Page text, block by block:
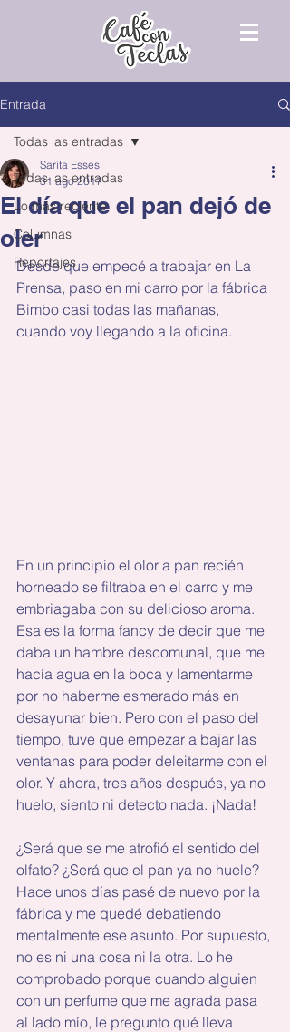
Entrada
Todas las entradas
Lo más reciente
Columnas
Reportajes
Todas las entradas
El día que el pan dejó de
oler
Sarita Esses
31 ago 2017
Desde que empecé a trabajar en La
Prensa, paso en mi carro por la fábrica
Bimbo casi todas las mañanas,
cuando voy llegando a la oficina.
En un principio el olor a pan recién
horneado se filtraba en el carro y me
embriagaba con su delicioso aroma.
Esa es la forma fancy de decir que me
daba un hambre descomunal, que me
hacía agua en la boca y lamentarme
por no haberme esmerado más en
desayunar bien. Pero con el paso del
tiempo, tuve que empezar a bajar las
ventanas para poder deleitarme con el
olor. Y ahora, tres años después, ya no
huelo, siento ni detecto nada. ¡Nada!
¿Será que se me atrofió el sentido del
olfato? ¿Será que el pan ya no huele?
Hace unos días pasé de nuevo por la
fábrica y me quedé debatiendo
mentalmente ese asunto. Por supuesto,
no es ni una cosa ni la otra. Lo he
comprobado porque cuando alguien
con un perfume que me agrada pasa
al lado mío, le pregunto qué lleva